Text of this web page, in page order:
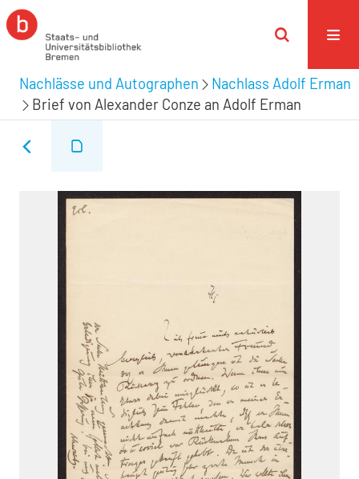
Nachlässe und Autographen
Nachlass Adolf Erman
Brief von Alexander Conze an Adolf Erman